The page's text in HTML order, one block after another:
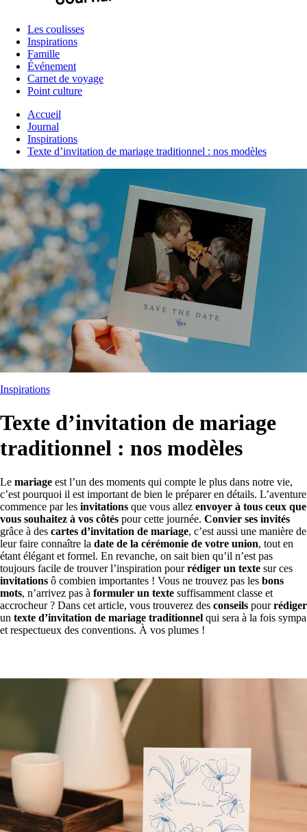
Les coulisses
Inspirations
Famille
Événement
Carnet de voyage
Point culture
Accueil
Journal
Inspirations
Texte d’invitation de mariage traditionnel : nos modèles
Inspirations
Texte d’invitation de mariage
traditionnel : nos modèles
Le mariage est l’un des moments qui compte le plus dans notre vie,
c’est pourquoi il est important de bien le préparer en détails. L’aventure
commence par les invitations que vous allez envoyer à tous ceux que
vous souhaitez à vos côtés pour cette journée. Convier ses invités
grâce à des cartes d’invitation de mariage, c’est aussi une manière de
leur faire connaître la date de la cérémonie de votre union, tout en
étant élégant et formel. En revanche, on sait bien qu’il n’est pas
toujours facile de trouver l’inspiration pourrédiger un texte sur ces
invitations ô combien importantes ! Vous ne trouvez pas les bons
mots, n’arrivez pas à formuler un texte suffisamment classe et
accrocheur ? Dans cet article, vous trouverez des conseils pourrédiger
un texte d’invitation de mariage traditionnel qui sera à la fois sympa
et respectueux des conventions. À vos plumes !